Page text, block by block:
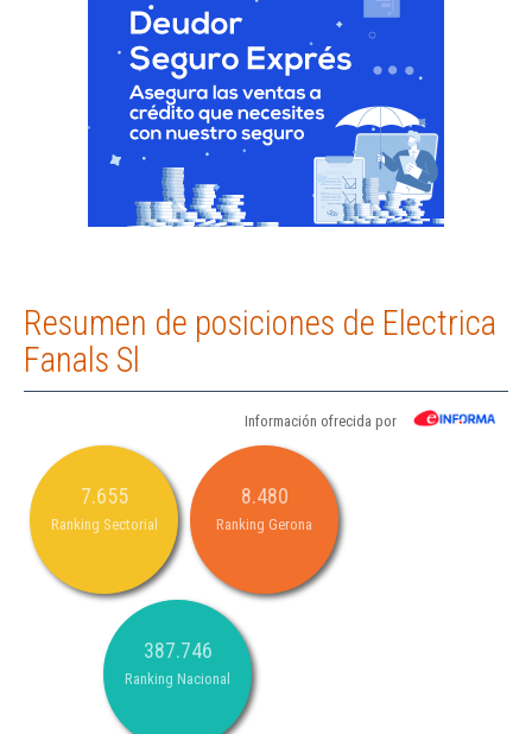
Resumen de posiciones de Electrica
Fanals Sl
Información ofrecida por
7.655
Ranking Sectorial
8.480
Ranking Gerona
387.746
Ranking Nacional